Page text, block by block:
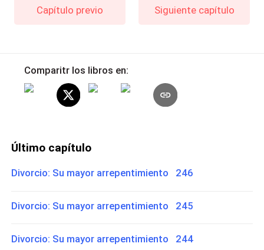
Capítulo previo Siguiente capítulo
Comparitr los libros en:
Último capítulo
Divorcio: Su mayor arrepentimiento 246
Divorcio: Su mayor arrepentimiento 245
Divorcio: Su mayor arrepentimiento 244